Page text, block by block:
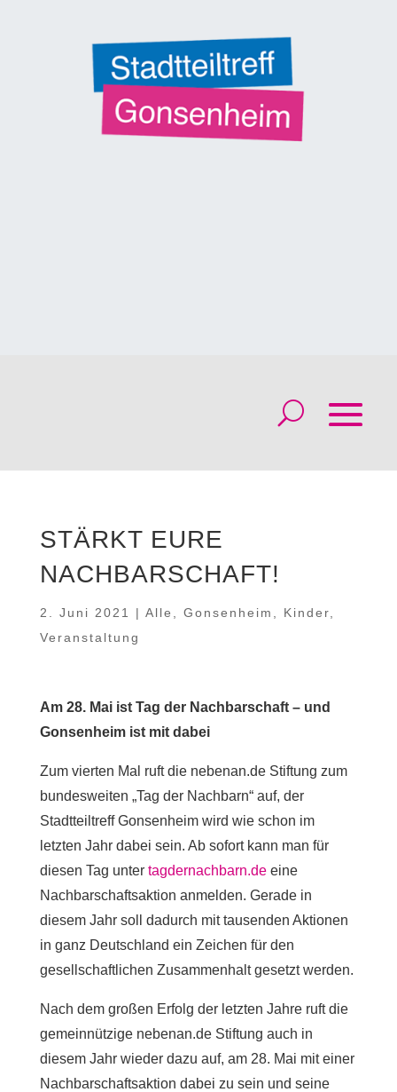
STÄRKT EURE
NACHBARSCHAFT!
2. Juni 2021 | Alle Gonsenheim Kinder
Veranstaltung
Am 28. Mai ist Tag der Nachbarschaft – und
Gonsenheim ist mit dabei
Zum vierten Mal ruft die nebenan.de Stiftung zum
bundesweiten „Tag der Nachbarn“ auf, der
Stadtteiltreff Gonsenheim wird wie schon im
letzten Jahr dabei sein. Ab sofort kann man für
diesen Tag unter tagdernachbarn.deeine
Nachbarschaftsaktion anmelden. Gerade in
diesem Jahr soll dadurch mit tausenden Aktionen
in ganz Deutschland ein Zeichen für den
gesellschaftlichen Zusammenhalt gesetzt werden.
Nach dem großen Erfolg der letzten Jahre ruft die
gemeinnützige nebenan.de Stiftung auch in
diesem Jahr wieder dazu auf, am 28. Mai mit einer
Nachbarschaftsaktion dabei zu sein und seine